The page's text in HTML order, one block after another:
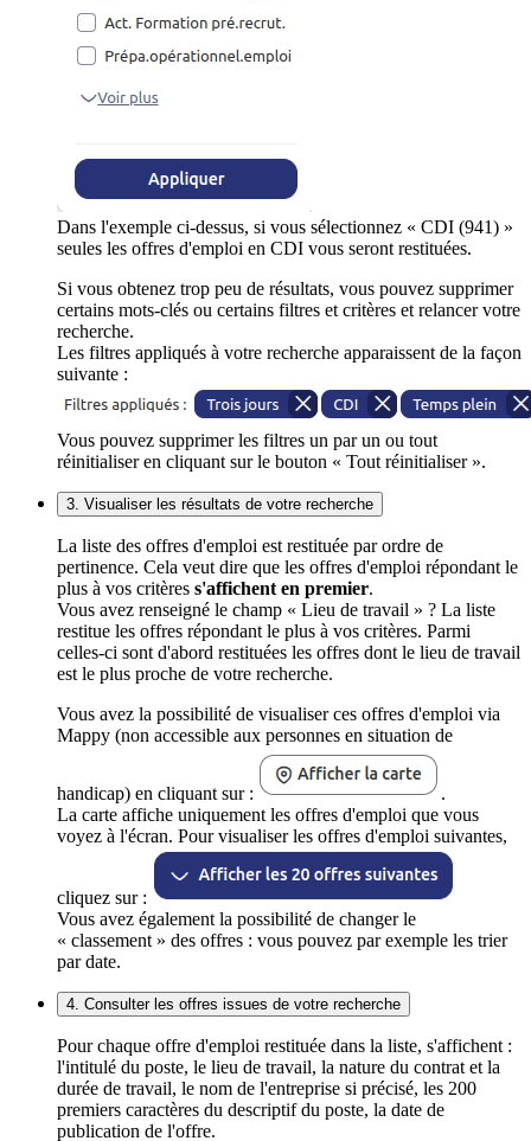
Dans l'exemple ci-dessus, si vous sélectionnez « CDI (941) »
seules les offres d'emploi en CDI vous seront restituées.
Si vous obtenez trop peu de résultats, vous pouvez supprimer
certains mots-clés ou certains filtres et critères et relancer votre
recherche.
Les filtres appliqués à votre recherche apparaissent de la façon
suivante :
Vous pouvez supprimer les filtres un par un ou tout
réinitialiser en cliquant sur le bouton « Tout réinitialiser ».
3. Visualiser les résultats de votre recherche
La liste des offres d'emploi est restituée par ordre de
pertinence. Cela veut dire que les offres d'emploi répondant le
plus à vos critères s'affichent en premier.
Vous avez renseigné le champ « Lieu de travail » ? La liste
restitue les offres répondant le plus à vos critères. Parmi
celles-ci sont d'abord restituées les offres dont le lieu de travail
est le plus proche de votre recherche.
Vous avez la possibilité de visualiser ces offres d'emploi via
Mappy (non accessible aux personnes en situation de
handicap) en cliquant sur :
.
La carte affiche uniquement les offres d'emploi que vous
voyez à l'écran. Pour visualiser les offres d'emploi suivantes,
cliquez sur :
Vous avez également la possibilité de changer le
« classement » des offres : vous pouvez par exemple les trier
par date.
4. Consulter les offres issues de votre recherche
Pour chaque offre d'emploi restituée dans la liste, s'affichent :
l'intitulé du poste, le lieu de travail, la nature du contrat et la
durée de travail, le nom de l'entreprise si précisé, les 200
premiers caractères du descriptif du poste, la date de
publication de l'offre.